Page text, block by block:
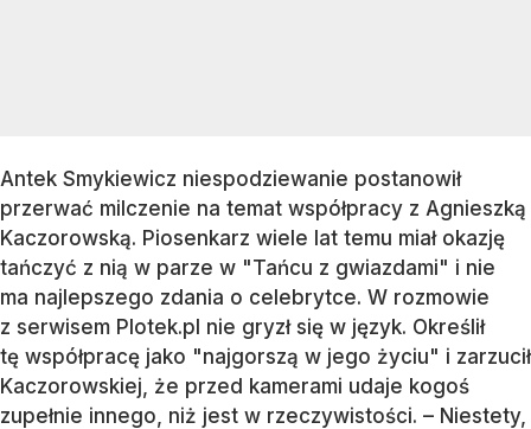
Antek Smykiewicz niespodziewanie postanowił
przerwać milczenie na temat współpracy z Agnieszką
Kaczorowską. Piosenkarz wiele lat temu miał okazję
tańczyć z nią w parze w "Tańcu z gwiazdami" i nie
ma najlepszego zdania o celebrytce. W rozmowie
z serwisem Plotek.pl nie gryzł się w język. Określił
tę współpracę jako "najgorszą w jego życiu" i zarzucił
Kaczorowskiej, że przed kamerami udaje kogoś
zupełnie innego, niż jest w rzeczywistości. – Niestety,